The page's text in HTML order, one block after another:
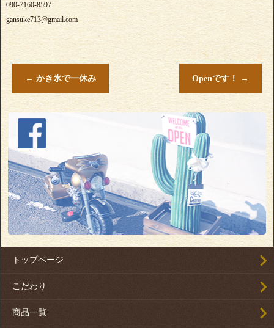
090-7160-8597
gansuke713@gmail.com
← かき氷で一休み Openです！ →
トップページ
こだわり
商品一覧